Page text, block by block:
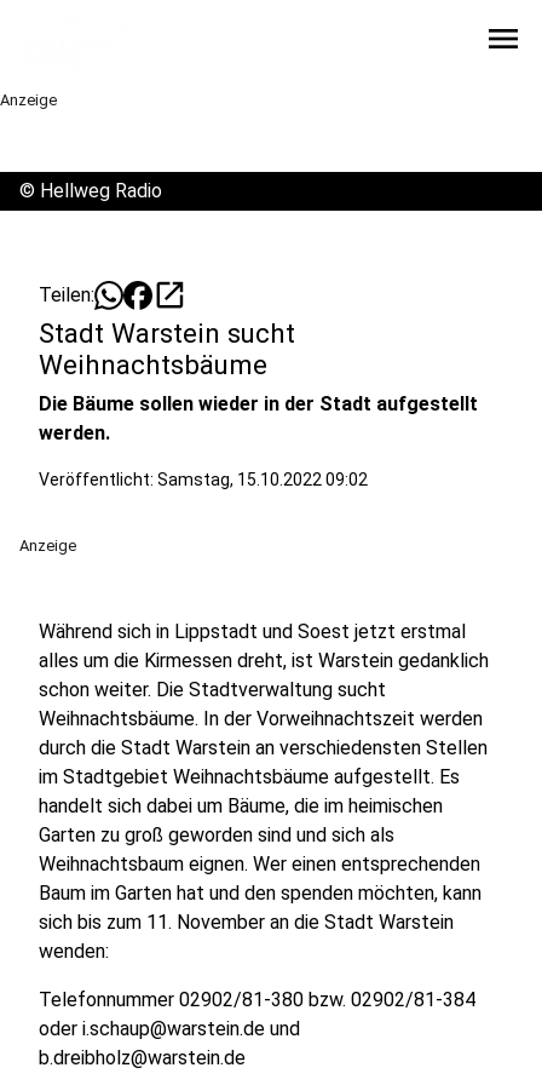
menu
Anzeige
© Hellweg Radio
Teilen: open_in_new
Stadt Warstein sucht
Weihnachtsbäume
Die Bäume sollen wieder in der Stadt aufgestellt
werden.
Veröffentlicht: Samstag, 15.10.2022 09:02
Anzeige
Während sich in Lippstadt und Soest jetzt erstmal
alles um die Kirmessen dreht, ist Warstein gedanklich
schon weiter. Die Stadtverwaltung sucht
Weihnachtsbäume. In der Vorweihnachtszeit werden
durch die Stadt Warstein an verschiedensten Stellen
im Stadtgebiet Weihnachtsbäume aufgestellt. Es
handelt sich dabei um Bäume, die im heimischen
Garten zu groß geworden sind und sich als
Weihnachtsbaum eignen. Wer einen entsprechenden
Baum im Garten hat und den spenden möchten, kann
sich bis zum 11. November an die Stadt Warstein
wenden:
Telefonnummer 02902/81-380 bzw. 02902/81-384
oder i.schaup@warstein.de und
b.dreibholz@warstein.de